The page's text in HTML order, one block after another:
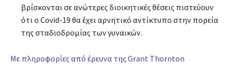
βρίσκονται σε ανώτερες διοικητικές θέσεις πιστεύουν
ότι ο Covid-19 θα έχει αρνητικό αντίκτυπο στην πορεία
της σταδιοδρομίας των γυναικών.
Με πληροφορίες από έρευνα της Grant Thornton